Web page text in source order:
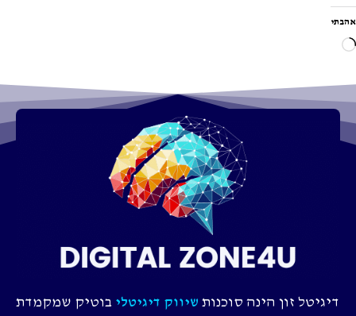
אהבתי
דיגיטל זון הינה סוכנות שיווק דיגיטלי בוטיק שמקמדת